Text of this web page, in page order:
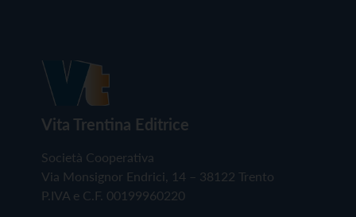
Vita Trentina Editrice
Società Cooperativa
Via Monsignor Endrici, 14 – 38122 Trento
P.IVA e C.F. 00199960220